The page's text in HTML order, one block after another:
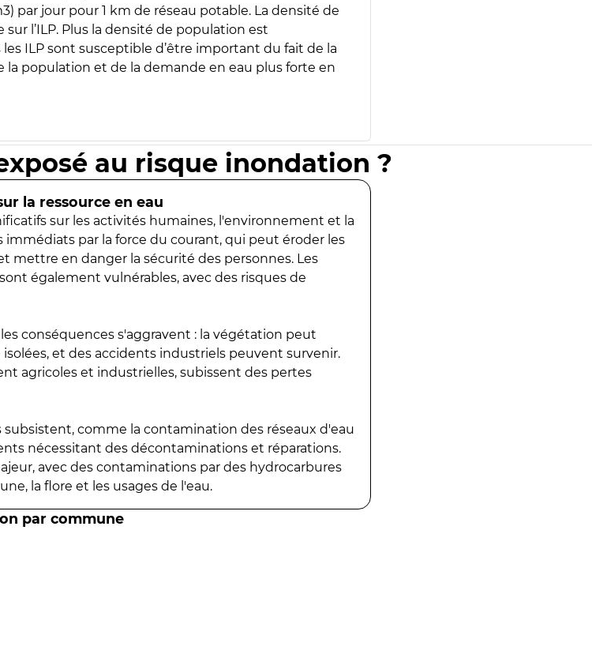
par jour pour 1 km de réseau potable. La densité de
l’ILP. Plus la densité de population est
ILP sont susceptible d’être important du fait de la
la population et de la demande en eau plus forte en
au risque inondation ?
la ressource en eau
sur les activités humaines, l'environnement et la
immédiats par la force du courant, qui peut éroder les
mettre en danger la sécurité des personnes. Les
également vulnérables, avec des risques de
conséquences s'aggravent : la végétation peut
et des accidents industriels peuvent survenir.
agricoles et industrielles, subissent des pertes
subsistent, comme la contamination des réseaux d'eau
nécessitant des décontaminations et réparations.
avec des contaminations par des hydrocarbures
la flore et les usages de l'eau.
par commune